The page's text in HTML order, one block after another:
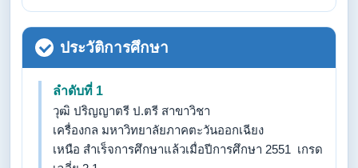
ประวัติการศึกษา
ลำดับที่ 1
วุฒิ ปริญญาตรี ป.ตรี สาขาวิชา
เครื่องกล มหาวิทยาลัยภาคตะวันออกเฉียง
เหนือ สำเร็จการศึกษาแล้วเมื่อปีการศึกษา 2551 เกรด